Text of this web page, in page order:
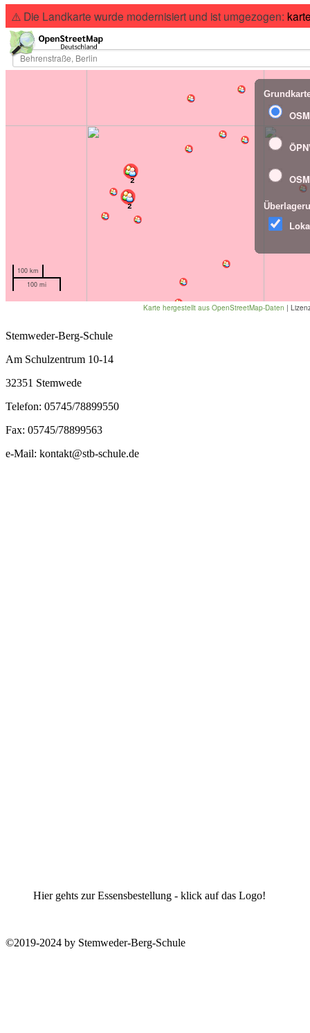
Stemweder-Berg-Schule
Am Schulzentrum 10-14
32351 Stemwede
Telefon: 05745/78899550
Fax: 05745/78899563
e-Mail: kontakt@stb-schule.de
Hier gehts zur Essensbestellung - klick auf das Logo!
©2019-2024 by Stemweder-Berg-Schule